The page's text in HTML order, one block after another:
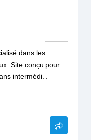
dans les
Site conçu pour
intermédi...